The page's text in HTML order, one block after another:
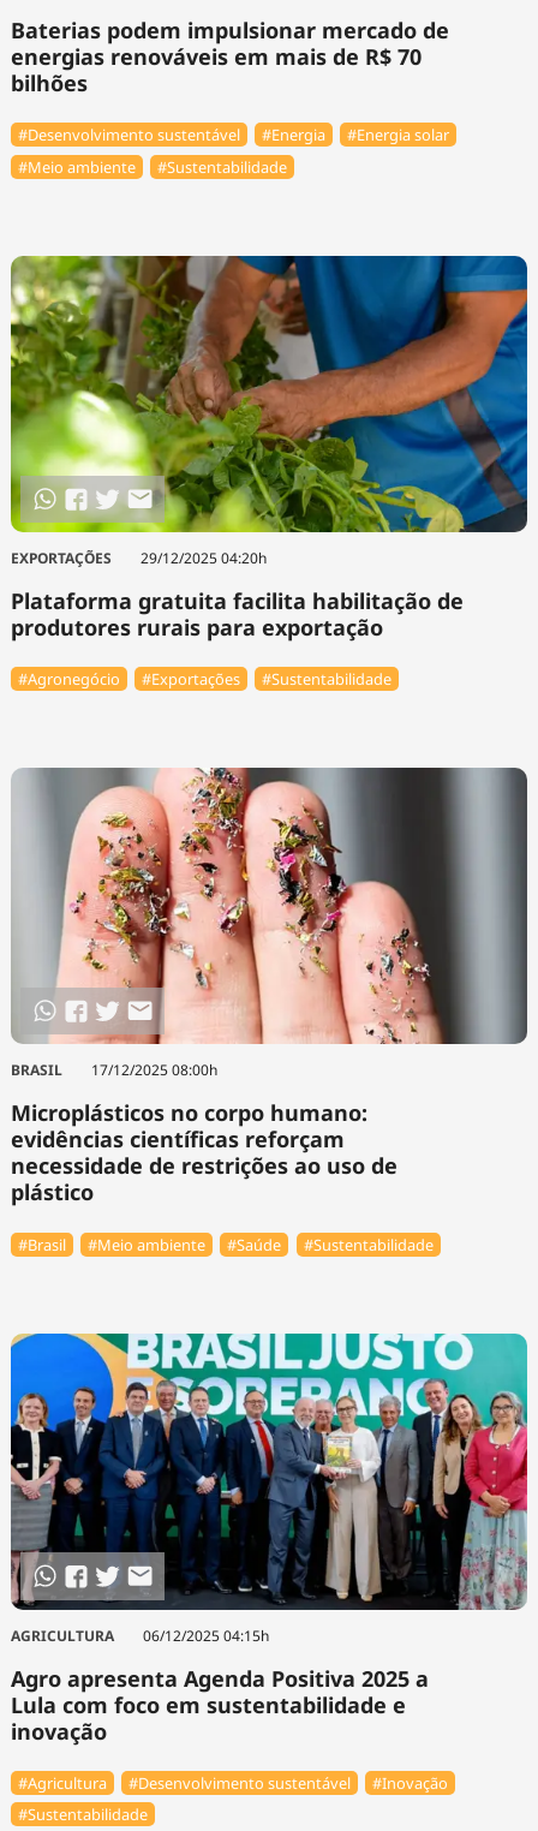
Baterias podem impulsionar mercado de
energias renováveis em mais de R$ 70
bilhões
#Desenvolvimento sustentável #Energia
#Energia solar
#Meio ambiente
#Sustentabilidade
EXPORTAÇÕES 29/12/2025 04:20h
Plataforma gratuita facilita habilitação de
produtores rurais para exportação
#Agronegócio #Exportações #Sustentabilidade
BRASIL 17/12/2025 08:00h
Microplásticos no corpo humano:
evidências científicas reforçam
necessidade de restrições ao uso de
plástico
#Brasil #Meio ambiente #Saúde #Sustentabilidade
AGRICULTURA 06/12/2025 04:15h
Agro apresenta Agenda Positiva 2025 a
Lula com foco em sustentabilidade e
inovação
#Agricultura #Desenvolvimento sustentável
#Inovação
#Sustentabilidade